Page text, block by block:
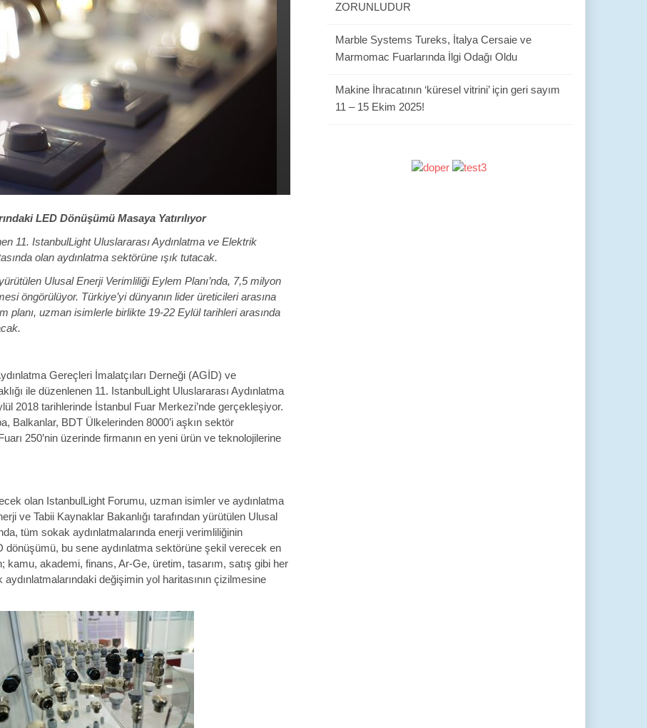
LED Dönüşümü Masaya Yatırılıyor
11. IstanbulLight Uluslararası Aydınlatma ve Elektrik
olan aydınlatma sektörüne ışık tutacak.
Ulusal Enerji Verimliliği Eylem Planı’nda, 7,5 milyon
öngörülüyor. Türkiye’yi dünyanın lider üreticileri arasına
planı, uzman isimlerle birlikte 19-22 Eylül tarihleri arasında
Gereçleri İmalatçıları Derneği (AGİD) ve
ile düzenlenen 11. IstanbulLight Uluslararası Aydınlatma
2018 tarihlerinde İstanbul Fuar Merkezi’nde gerçekleşiyor.
Balkanlar, BDT Ülkelerinden 8000’i aşkın sektör
250’nin üzerinde firmanın en yeni ürün ve teknolojilerine
olan IstanbulLight Forumu, uzman isimler ve aydınlatma
ve Tabii Kaynaklar Bakanlığı tarafından yürütülen Ulusal
tüm sokak aydınlatmalarında enerji verimliliğinin
bu sene aydınlatma sektörüne şekil verecek en
akademi, finans, Ar-Ge, üretim, tasarım, satış gibi her
değişimin yol haritasının çizilmesine
ZORUNLUDUR
Marble Systems Tureks, İtalya Cersaie ve
Marmomac Fuarlarında İlgi Odağı Oldu
Makine İhracatının ‘küresel vitrini’ için geri sayım
11 – 15 Ekim 2025!